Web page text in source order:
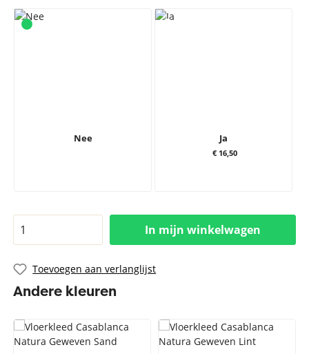
Nee Ja
€ 16,50
In mijn winkelwagen
Toevoegen aan verlanglijst
Andere kleuren